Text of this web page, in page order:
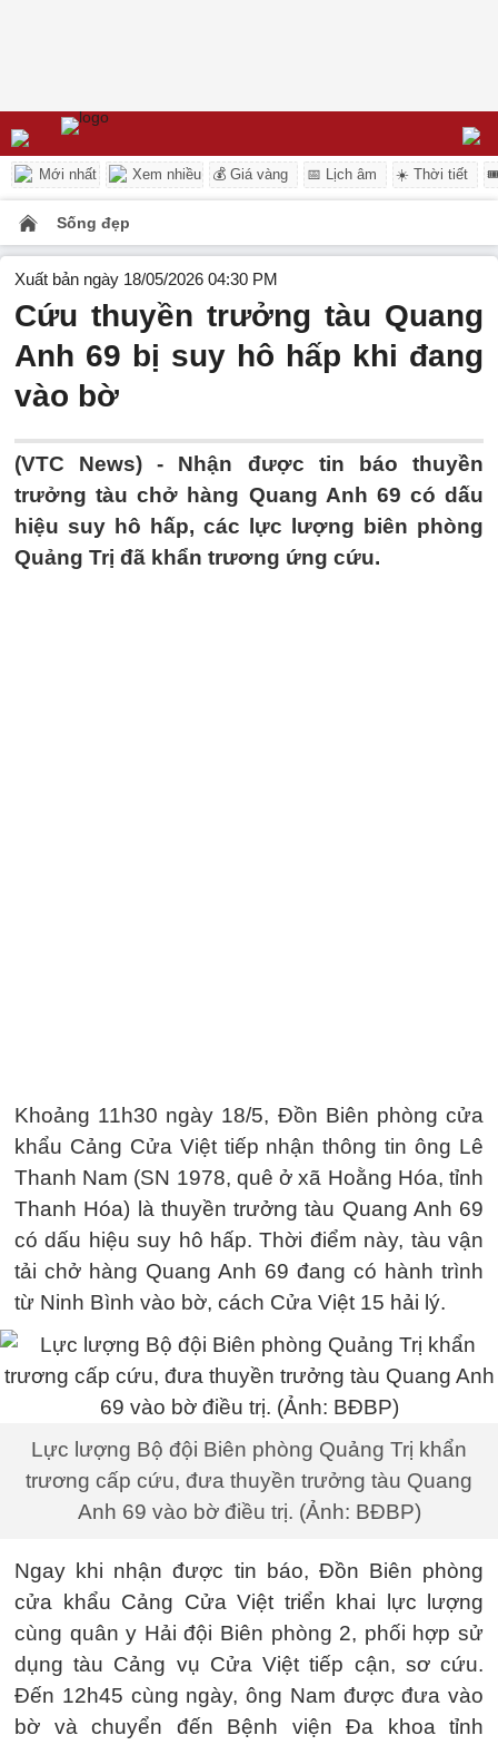
Mới nhất Xem nhiều 💰 Giá vàng 📅 Lịch âm ☀️ Thời tiết
Sống đẹp
Xuất bản ngày 18/05/2026 04:30 PM
Cứu thuyền trưởng tàu Quang
Anh 69 bị suy hô hấp khi đang
vào bờ
(VTC News) - Nhận được tin báo thuyền
trưởng tàu chở hàng Quang Anh 69 có dấu
hiệu suy hô hấp, các lực lượng biên phòng
Quảng Trị đã khẩn trương ứng cứu.
Khoảng 11h30 ngày 18/5, Đồn Biên phòng cửa
khẩu Cảng Cửa Việt tiếp nhận thông tin ông Lê
Thanh Nam (SN 1978, quê ở xã Hoằng Hóa, tỉnh
Thanh Hóa) là thuyền trưởng tàu Quang Anh 69
có dấu hiệu suy hô hấp. Thời điểm này, tàu vận
tải chở hàng Quang Anh 69 đang có hành trình
từ Ninh Bình vào bờ, cách Cửa Việt 15 hải lý.
Lực lượng Bộ đội Biên phòng Quảng Trị khẩn
trương cấp cứu, đưa thuyền trưởng tàu Quang
Anh 69 vào bờ điều trị. (Ảnh: BĐBP)
Ngay khi nhận được tin báo, Đồn Biên phòng
cửa khẩu Cảng Cửa Việt triển khai lực lượng
cùng quân y Hải đội Biên phòng 2, phối hợp sử
dụng tàu Cảng vụ Cửa Việt tiếp cận, sơ cứu.
Đến 12h45 cùng ngày, ông Nam được đưa vào
bờ và chuyển đến Bệnh viện Đa khoa tỉnh